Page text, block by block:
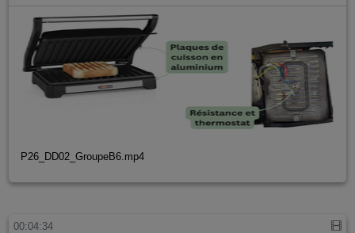
P26_DD02_GroupeB6.mp4
00:04:34